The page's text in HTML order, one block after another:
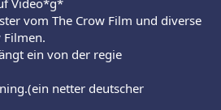
vom The Crow Film und diverse
Filmen.
ein von der regie
netter deutscher